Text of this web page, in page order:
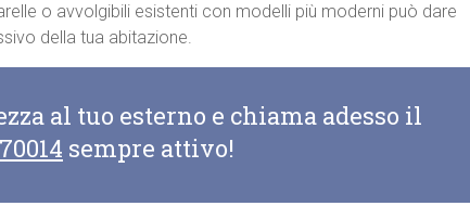
o avvolgibili esistenti con modelli più moderni può dare
della tua abitazione.
al tuo esterno e chiama adesso il
sempre attivo!